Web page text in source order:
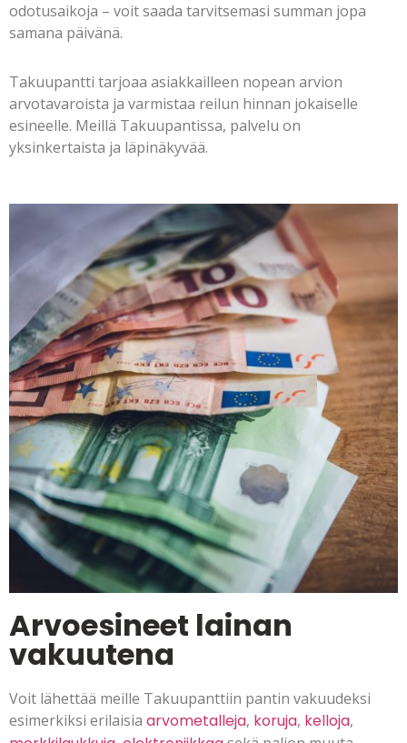
odotusaikoja – voit saada tarvitsemasi summan jopa
samana päivänä.
Takuupantti tarjoaa asiakkailleen nopean arvion
arvotavaroista ja varmistaa reilun hinnan jokaiselle
esineelle. Meillä Takuupantissa, palvelu on
yksinkertaista ja läpinäkyvää.
Arvoesineet lainan
vakuutena
Voit lähettää meille Takuupanttiin pantin vakuudeksi
esimerkiksi erilaisia arvometalleja, koruja, kelloja,